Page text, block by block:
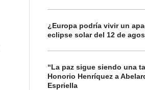
¿Europa podría vivir un
eclipse solar del 12 de
“La paz sigue siendo una
Honorio Henríquez a
Espriella